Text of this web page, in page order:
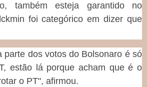
também esteja garantido no
foi categórico em dizer que
parte dos votos do Bolsonaro é só
estão lá porque acham que é o
o PT", afirmou.